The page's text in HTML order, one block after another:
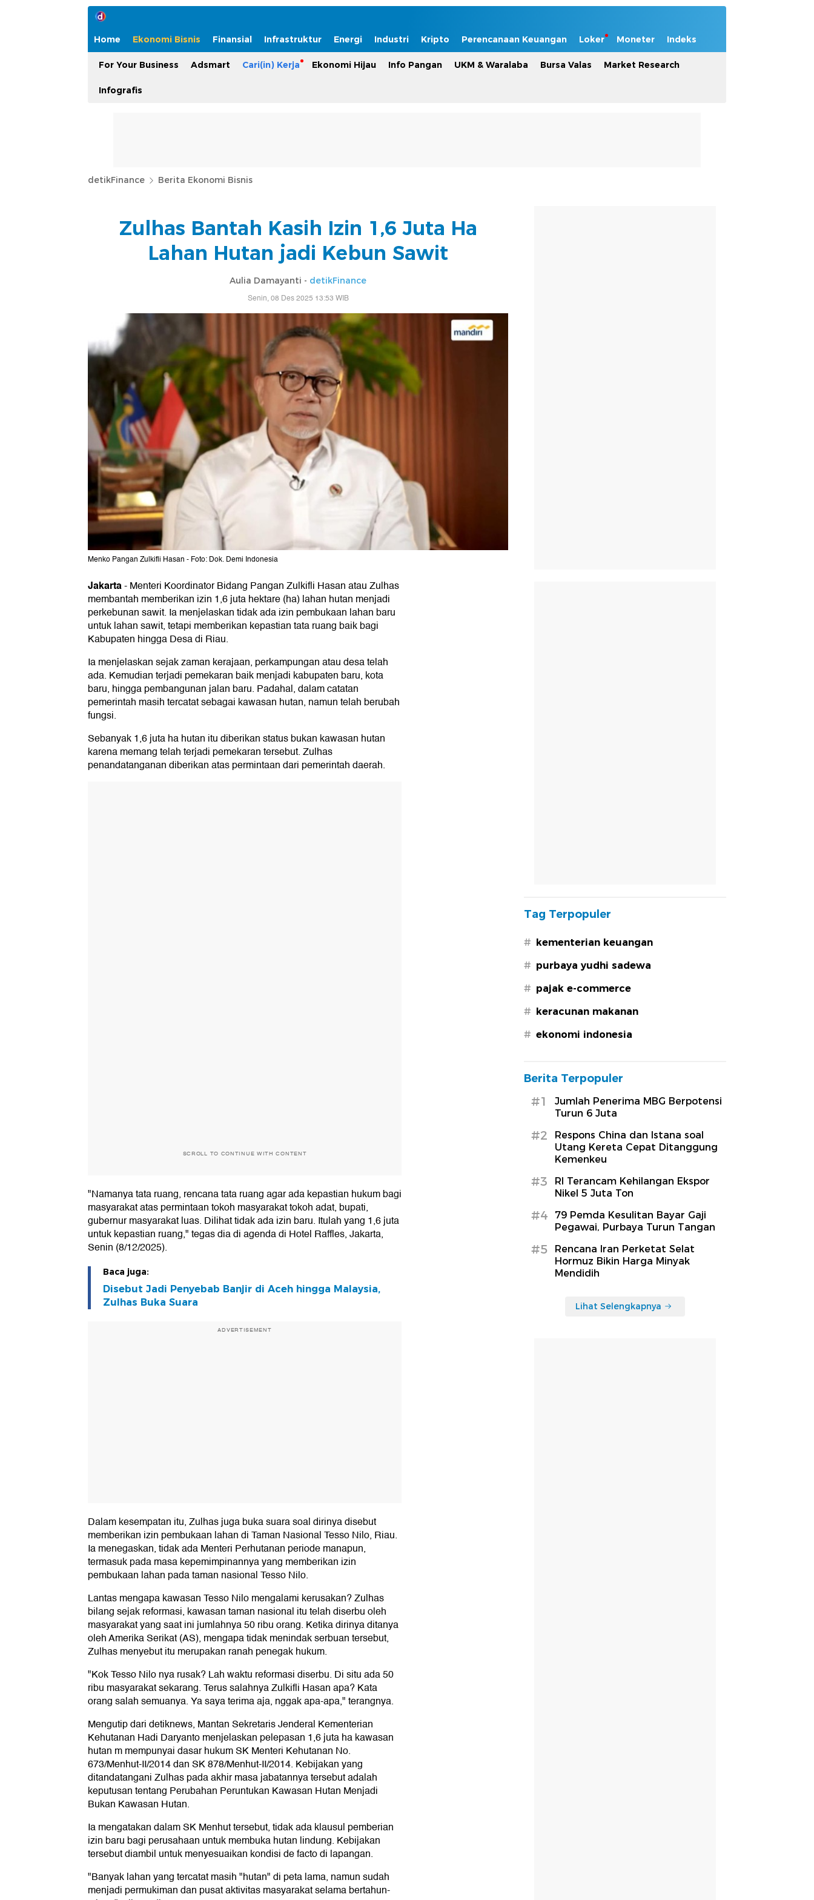
Home Ekonomi Bisnis Finansial Infrastruktur Energi Industri Kripto Perencanaan Keuangan Loker Moneter Indeks
For Your Business Adsmart Cari(in) Kerja Ekonomi Hijau Info Pangan UKM & Waralaba Bursa Valas Market Research
Infografis
detikFinance Berita Ekonomi Bisnis
Zulhas Bantah Kasih Izin 1,6 Juta Ha
Lahan Hutan jadi Kebun Sawit
Aulia Damayanti - detikFinance
Senin, 08 Des 2025 13:53 WIB
Menko Pangan Zulkifli Hasan - Foto: Dok. Demi Indonesia
Jakarta-Menteri Koordinator Bidang Pangan Zulkifli Hasan atau Zulhas
membantah memberikan izin 1,6 juta hektare (ha) lahan hutan menjadi
perkebunan sawit. Ia menjelaskan tidak ada izin pembukaan lahan baru
untuk lahan sawit, tetapi memberikan kepastian tata ruang baik bagi
Kabupaten hingga Desa di Riau.
Ia menjelaskan sejak zaman kerajaan, perkampungan atau desa telah
ada. Kemudian terjadi pemekaran baik menjadi kabupaten baru, kota
baru, hingga pembangunan jalan baru. Padahal, dalam catatan
pemerintah masih tercatat sebagai kawasan hutan, namun telah berubah
fungsi.
Sebanyak 1,6 juta ha hutan itu diberikan status bukan kawasan hutan
karena memang telah terjadi pemekaran tersebut. Zulhas
penandatanganan diberikan atas permintaan dari pemerintah daerah.
SCROLL TO CONTINUE WITH CONTENT
"Namanya tata ruang, rencana tata ruang agar ada kepastian hukum bagi
masyarakat atas permintaan tokoh masyarakat tokoh adat, bupati,
gubernur masyarakat luas. Dilihat tidak ada izin baru. Itulah yang 1,6 juta
untuk kepastian ruang," tegas dia di agenda di Hotel Raffles, Jakarta,
Senin (8/12/2025).
Baca juga:
Disebut Jadi Penyebab Banjir di Aceh hingga Malaysia,
Zulhas Buka Suara
ADVERTISEMENT
Dalam kesempatan itu, Zulhas juga buka suara soal dirinya disebut
memberikan izin pembukaan lahan di Taman Nasional Tesso Nilo, Riau.
Ia menegaskan, tidak ada Menteri Perhutanan periode manapun,
termasuk pada masa kepemimpinannya yang memberikan izin
pembukaan lahan pada taman nasional Tesso Nilo.
Lantas mengapa kawasan Tesso Nilo mengalami kerusakan? Zulhas
bilang sejak reformasi, kawasan taman nasional itu telah diserbu oleh
masyarakat yang saat ini jumlahnya 50 ribu orang. Ketika dirinya ditanya
oleh Amerika Serikat (AS), mengapa tidak menindak serbuan tersebut,
Zulhas menyebut itu merupakan ranah penegak hukum.
"Kok Tesso Nilo nya rusak? Lah waktu reformasi diserbu. Di situ ada 50
ribu masyarakat sekarang. Terus salahnya Zulkifli Hasan apa? Kata
orang salah semuanya. Ya saya terima aja, nggak apa-apa," terangnya.
Mengutip dari detiknews, Mantan Sekretaris Jenderal Kementerian
Kehutanan Hadi Daryanto menjelaskan pelepasan 1,6 juta ha kawasan
hutan m mempunyai dasar hukum SK Menteri Kehutanan No.
673/Menhut-II/2014 dan SK 878/Menhut-II/2014. Kebijakan yang
ditandatangani Zulhas pada akhir masa jabatannya tersebut adalah
keputusan tentang Perubahan Peruntukan Kawasan Hutan Menjadi
Bukan Kawasan Hutan.
Ia mengatakan dalam SK Menhut tersebut, tidak ada klausul pemberian
izin baru bagi perusahaan untuk membuka hutan lindung. Kebijakan
tersebut diambil untuk menyesuaikan kondisi de facto di lapangan.
"Banyak lahan yang tercatat masih "hutan" di peta lama, namun sudah
menjadi permukiman dan pusat aktivitas masyarakat selama bertahun-
Tag Terpopuler
# kementerian keuangan
# purbaya yudhi sadewa
# pajak e-commerce
# keracunan makanan
# ekonomi indonesia
Berita Terpopuler
#1
Jumlah Penerima MBG Berpotensi
Turun 6 Juta
#2
Respons China dan Istana soal
Utang Kereta Cepat Ditanggung
Kemenkeu
#3
RI Terancam Kehilangan Ekspor
Nikel 5 Juta Ton
#4
79 Pemda Kesulitan Bayar Gaji
Pegawai, Purbaya Turun Tangan
#5
Rencana Iran Perketat Selat
Hormuz Bikin Harga Minyak
Mendidih
Lihat Selengkapnya